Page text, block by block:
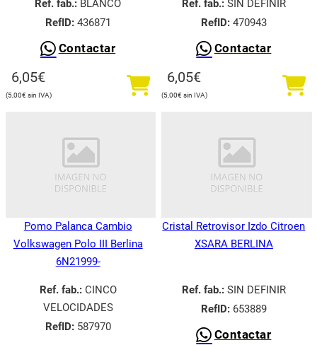
Ref. fab.: BLANCO
RefID:436871
Contactar
6,05€
5,00€
Ref. fab.:SIN DEFINIR
RefID:470943
Contactar
6,05€
5,00€
Pomo Palanca Cambio
Volkswagen Polo III Berlina
6N21999-
Ref. fab.:CINCO
VELOCIDADES
RefID:587970
Cristal Retrovisor Izdo Citroen
XSARA BERLINA
Ref. fab.:SIN DEFINIR
RefID:653889
Contactar